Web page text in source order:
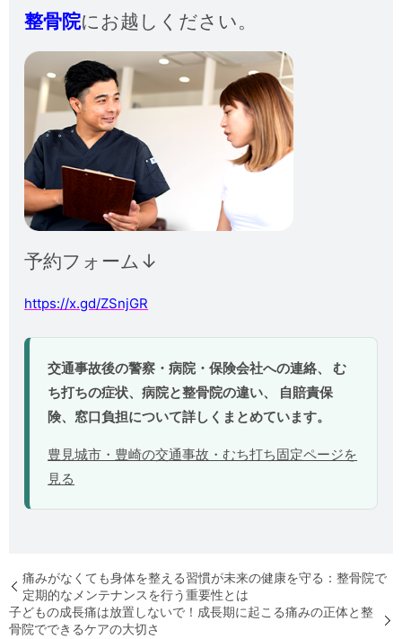
整骨院にお越しください。
予約フォーム↓
https://x.gd/ZSnjGR
交通事故後の警察・病院・保険会社への連絡、 む
ち打ちの症状、病院と整骨院の違い、 自賠責保
険、窓口負担について詳しくまとめています。
豊見城市・豊崎の交通事故・むち打ち固定ページを
見る
痛みがなくても身体を整える習慣が未来の健康を守る：整骨院で
定期的なメンテナンスを行う重要性とは
子どもの成長痛は放置しないで！成長期に起こる痛みの正体と整
骨院でできるケアの大切さ